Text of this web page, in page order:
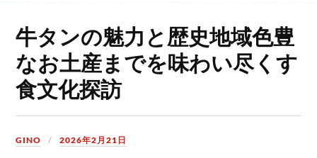
牛タンの魅力と歴史地域色豊
なお土産までを味わい尽くす
食文化探訪
GINO 2026年2月21日